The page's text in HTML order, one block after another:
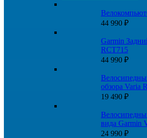
44 990 ₽
Garmin
RCT715
44 990 ₽
обзора Varia
19 490 ₽
вида Garmin
Radar RTL500
24 990 ₽